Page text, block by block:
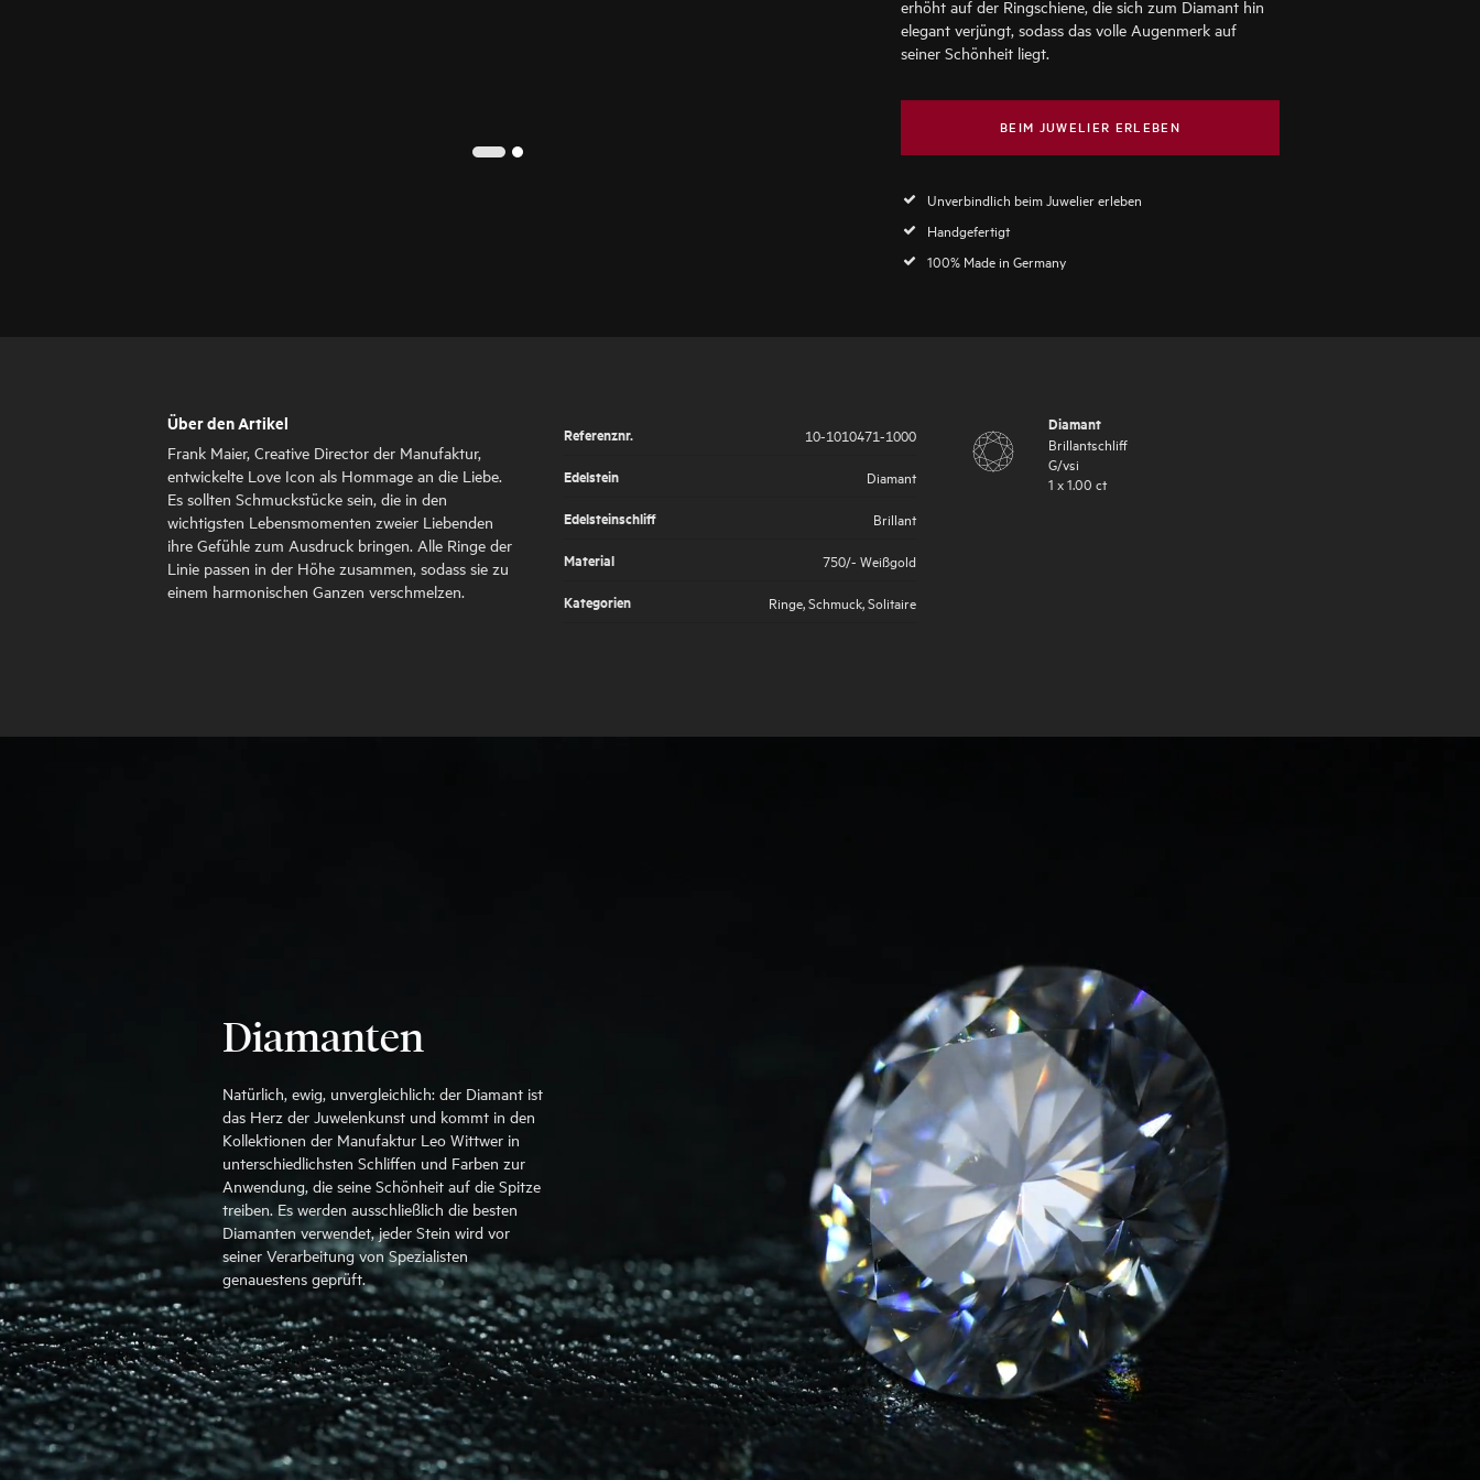
erhöht auf der Ringschiene, die sich zum Diamant hin
elegant verjüngt, sodass das volle Augenmerk auf
seiner Schönheit liegt.
BEIM JUWELIER ERLEBEN
Unverbindlich beim Juwelier erleben
Handgefertigt
100% Made in Germany
Über den Artikel
Frank Maier, Creative Director der Manufaktur,
entwickelte Love Icon als Hommage an die Liebe.
Es sollten Schmuckstücke sein, die in den
wichtigsten Lebensmomenten zweier Liebenden
ihre Gefühle zum Ausdruck bringen. Alle Ringe der
Linie passen in der Höhe zusammen, sodass sie zu
einem harmonischen Ganzen verschmelzen.
Referenznr.
10-1010471-1000
Edelstein
Diamant
Edelsteinschliff
Brillant
Material
750/- Weißgold
Kategorien
Ringe Schmuck Solitaire
Diamant
Brillantschliff
G/vsi
1 x1.00 ct
Diamanten
Natürlich, ewig, unvergleichlich: der Diamant ist
das Herz der Juwelenkunst und kommt in den
Kollektionen der Manufaktur Leo Wittwer in
unterschiedlichsten Schliffen und Farben zur
Anwendung, die seine Schönheit auf die Spitze
treiben. Es werden ausschließlich die besten
Diamanten verwendet, jeder Stein wird vor
seiner Verarbeitung von Spezialisten
genauestens geprüft.